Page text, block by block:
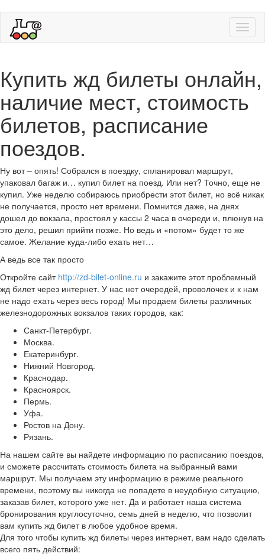
Купить жд билеты онлайн,
наличие мест, стоимость
билетов, расписание
поездов.
Ну вот – опять! Собрался в поездку, спланировал маршрут,
упаковал багаж и… купил билет на поезд. Или нет? Точно, еще не
купил. Уже неделю собираюсь приобрести этот билет, но всё никак
не получается, просто нет времени. Помнится даже, на днях
дошел до вокзала, простоял у кассы 2 часа в очереди и, плюнув на
это дело, решил прийти позже. Но ведь и «потом» будет то же
самое. Желание куда-либо ехать нет…
А ведь все так просто
Откройте сайт http://zd-bilet-online.ru и закажите этот проблемный
жд билет через интернет. У нас нет очередей, проволочек и к нам
не надо ехать через весь город! Мы продаем билеты различных
железнодорожных вокзалов таких городов, как:
Санкт-Петербург.
Москва.
Екатеринбург.
Нижний Новгород.
Краснодар.
Красноярск.
Пермь.
Уфа.
Ростов на Дону.
Рязань.
На нашем сайте вы найдете информацию по расписанию поездов,
и сможете рассчитать стоимость билета на выбранный вами
маршрут. Мы получаем эту информацию в режиме реального
времени, поэтому вы никогда не попадете в неудобную ситуацию,
заказав билет, которого уже нет. Да и работает наша система
бронирования круглосуточно, семь дней в неделю, что позволит
вам купить жд билет в любое удобное время.
Для того чтобы купить жд билеты через интернет, вам надо сделать
всего пять действий: